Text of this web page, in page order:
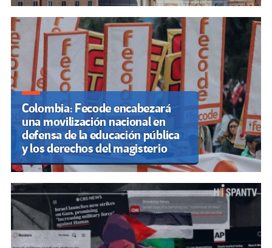
Colombia: Fecode encabezará
una movilización nacional en
defensa de la educación pública
y los derechos del magisterio